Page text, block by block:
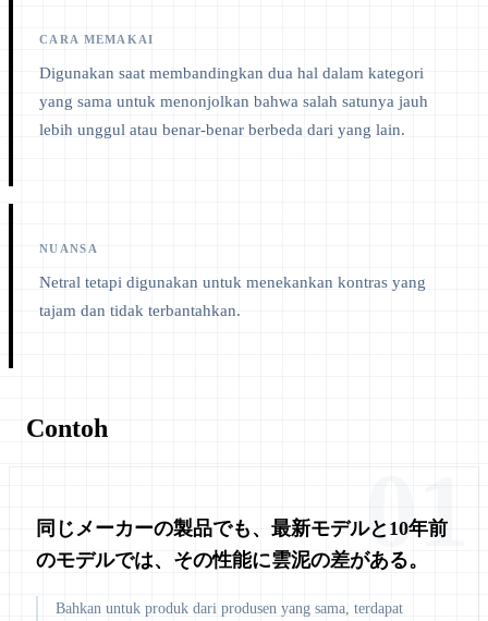
CARA MEMAKAI
Digunakan saat membandingkan dua hal dalam kategori
yang sama untuk menonjolkan bahwa salah satunya jauh
lebih unggul atau benar-benar berbeda dari yang lain.
NUANSA
Netral tetapi digunakan untuk menekankan kontras yang
tajam dan tidak terbantahkan.
Contoh
01
同じメーカーの製品でも、最新モデルと10年前
のモデルでは、その性能に雲泥の差がある。
Bahkan untuk produk dari produsen yang sama, terdapat